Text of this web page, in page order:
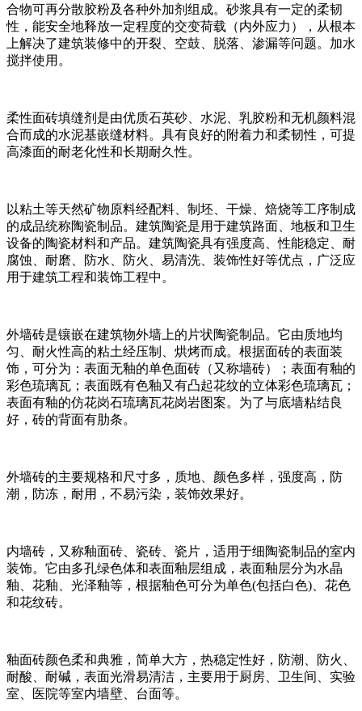
合物可再分散胶粉及各种外加剂组成。砂浆具有一定的柔韧
性，能安全地释放一定程度的交变荷载（内外应力），从根本
上解决了建筑装修中的开裂、空鼓、脱落、渗漏等问题。加水
搅拌使用。
柔性面砖填缝剂是由优质石英砂、水泥、乳胶粉和无机颜料混
合而成的水泥基嵌缝材料。具有良好的附着力和柔韧性，可提
高漆面的耐老化性和长期耐久性。
以粘土等天然矿物原料经配料、制坯、干燥、焙烧等工序制成
的成品统称陶瓷制品。建筑陶瓷是用于建筑路面、地板和卫生
设备的陶瓷材料和产品。建筑陶瓷具有强度高、性能稳定、耐
腐蚀、耐磨、防水、防火、易清洗、装饰性好等优点，广泛应
用于建筑工程和装饰工程中。
外墙砖是镶嵌在建筑物外墙上的片状陶瓷制品。它由质地均
匀、耐火性高的粘土经压制、烘烤而成。根据面砖的表面装
饰，可分为：表面无釉的单色面砖（又称墙砖）；表面有釉的
彩色琉璃瓦；表面既有色釉又有凸起花纹的立体彩色琉璃瓦；
表面有釉的仿花岗石琉璃瓦花岗岩图案。为了与底墙粘结良
好，砖的背面有肋条。
外墙砖的主要规格和尺寸多，质地、颜色多样，强度高，防
潮，防冻，耐用，不易污染，装饰效果好。
内墙砖，又称釉面砖、瓷砖、瓷片，适用于细陶瓷制品的室内
装饰。它由多孔绿色体和表面釉层组成，表面釉层分为水晶
釉、花釉、光泽釉等，根据釉色可分为单色(包括白色)、花色
和花纹砖。
釉面砖颜色柔和典雅，简单大方，热稳定性好，防潮、防火、
耐酸、耐碱，表面光滑易清洁，主要用于厨房、卫生间、实验
室、医院等室内墙壁、台面等。